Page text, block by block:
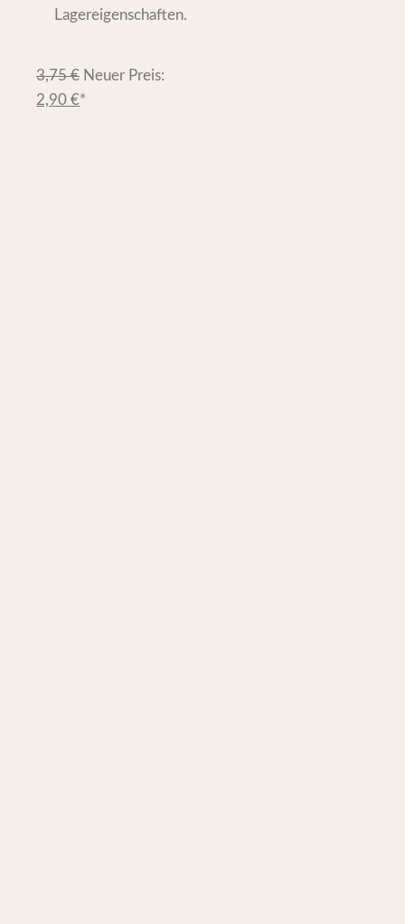
Lagereigenschaften.
3,75€ Neuer Preis:
2,90 €*